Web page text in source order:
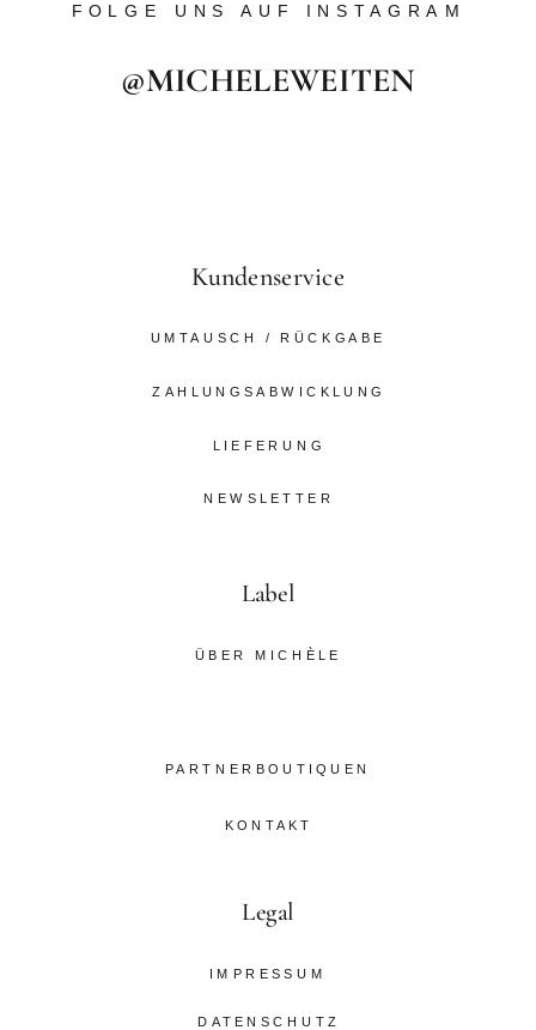
@MICHELEWEITEN
FOLGE UNS AUF INSTAGRAM
UMTAUSCH / RÜCKGABE
ZAHLUNGSABWICKLUNG
LIEFERUNG
Kundenservice
ÜBER MICHÈLE
PARTNERBOUTIQUEN
Label
KONTAKT
NEWSLETTER
IMPRESSUM
DATENSCHUTZ
Legal